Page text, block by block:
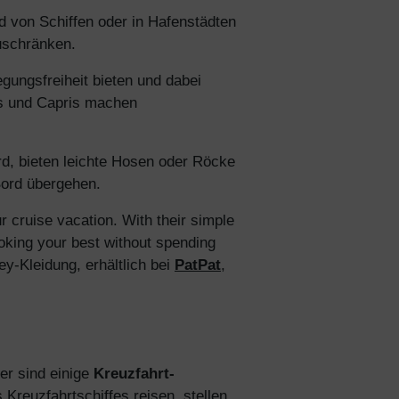
von Schiffen oder in Hafenstädten
bieten und dabei
und Capris machen
bieten leichte Hosen oder Röcke
übergehen.
cruise vacation. With their simple
your best without spending
Kleidung, erhältlich bei PatPat,
sind einige Kreuzfahrt-
Sie